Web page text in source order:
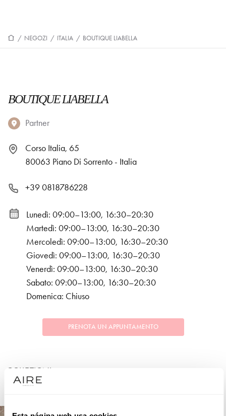
/ NEGOZI / ITALIA / BOUTIQUE LIABELLA
BOUTIQUE LIABELLA
Partner
Corso Italia, 65
80063 Piano Di Sorrento - Italia
+39 0818786228
Lunedì: 09:00–13:00, 16:30–20:30
Martedì: 09:00–13:00, 16:30–20:30
Mercoledì: 09:00–13:00, 16:30–20:30
Giovedì: 09:00–13:00, 16:30–20:30
Venerdì: 09:00–13:00, 16:30–20:30
Sabato: 09:00–13:00, 16:30–20:30
Domenica: Chiuso
PRENOTA UN APPUNTAMENTO
COLLEZIONI